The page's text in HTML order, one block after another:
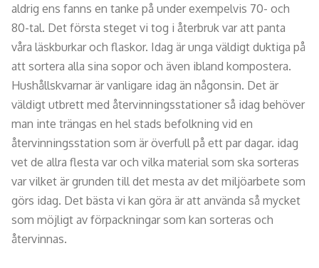
aldrig ens fanns en tanke på under exempelvis 70- och
80-tal. Det första steget vi tog i återbruk var att panta
våra läskburkar och flaskor. Idag är unga väldigt duktiga på
att sortera alla sina sopor och även ibland kompostera.
Hushållskvarnar är vanligare idag än någonsin. Det är
väldigt utbrett med återvinningsstationer så idag behöver
man inte trängas en hel stads befolkning vid en
återvinningsstation som är överfull på ett par dagar. idag
vet de allra flesta var och vilka material som ska sorteras
var vilket är grunden till det mesta av det miljöarbete som
görs idag. Det bästa vi kan göra är att använda så mycket
som möjligt av förpackningar som kan sorteras och
återvinnas.